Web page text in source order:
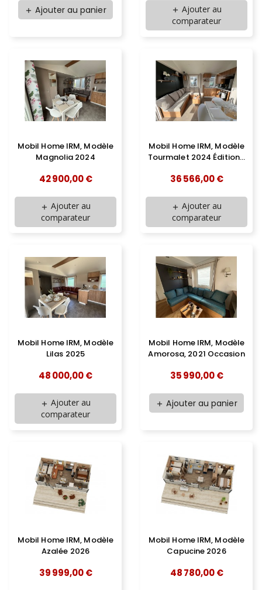
add Ajouter au panier add Ajouter au
comparateur
Mobil Home IRM, Modèle
Magnolia 2024
42 900,00 €
add Ajouter au
comparateur
Mobil Home IRM, Modèle
Tourmalet 2024 Édition...
36 566,00 €
add Ajouter au
comparateur
Mobil Home IRM, Modèle
Lilas 2025
48 000,00 €
add Ajouter au
comparateur
Mobil Home IRM, Modèle
Amorosa, 2021 Occasion
35 990,00 €
add Ajouter au panier
Mobil Home IRM, Modèle
Azalée 2026
39 999,00 €
Mobil Home IRM, Modèle
Capucine 2026
48 780,00 €